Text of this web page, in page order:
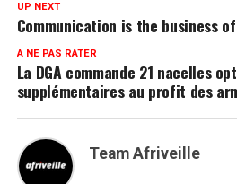
UP NEXT
Communication is the business
A NE PAS RATER
La DGA commande 21 nacelles
supplémentaires au profit des
Team Afriveille